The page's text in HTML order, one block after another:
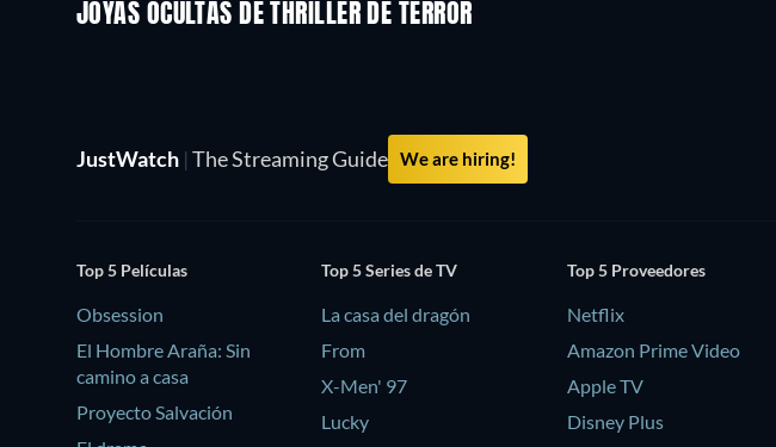
JOYAS OCULTAS DE THRILLER DE TERROR
JustWatch | The Streaming Guide We are hiring!
Top 5 Películas
Obsession
El Hombre Araña: Sin
camino a casa
Proyecto Salvación
Top 5 Series de TV
La casa del dragón
From
X-Men' 97
Lucky
Top 5 Proveedores
Netflix
Amazon Prime Video
Apple TV
Disney Plus